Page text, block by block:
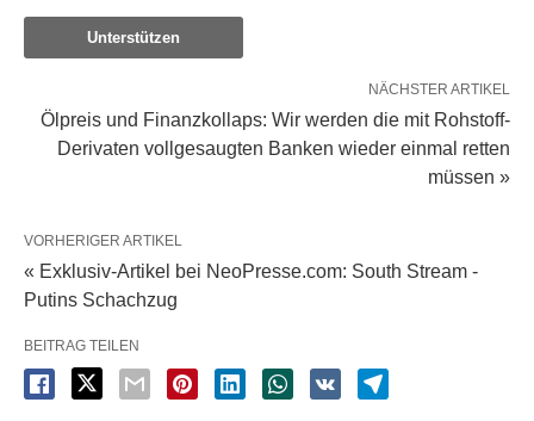
Unterstützen
NÄCHSTER ARTIKEL
Ölpreis und Finanzkollaps: Wir werden die mit Rohstoff-
Derivaten vollgesaugten Banken wieder einmal retten
müssen »
VORHERIGER ARTIKEL
« Exklusiv-Artikel bei NeoPresse.com: South Stream -
Putins Schachzug
BEITRAG TEILEN